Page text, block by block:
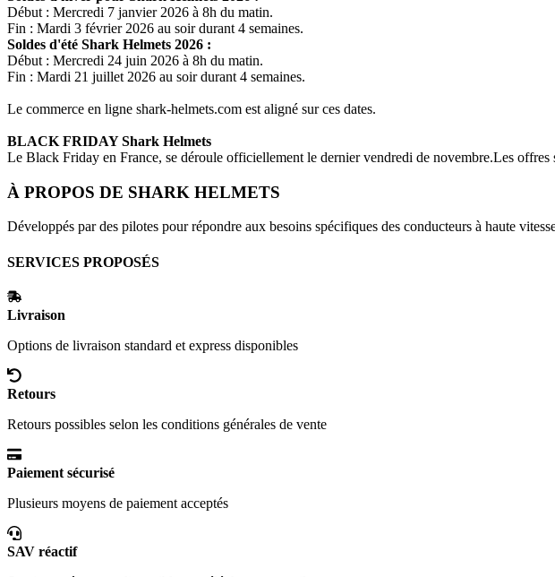
Début : Mercredi 7 janvier 2026 à 8h du matin.
Fin : Mardi 3 février 2026 au soir durant 4 semaines.
Soldes d'été Shark Helmets 2026 :
Début : Mercredi 24 juin 2026 à 8h du matin.
Fin : Mardi 21 juillet 2026 au soir durant 4 semaines.
Le commerce en ligne shark-helmets.com est aligné sur ces dates.
BLACK FRIDAYShark Helmets
Le Black Friday en France, se déroule officiellement le dernier vendredi de novembre.Les
À PROPOS DE SHARK HELMETS
Développés par des pilotes pour répondre aux besoins spécifiques des conducteurs à haute
SERVICES PROPOSÉS
Livraison
Options de livraison standard et express disponibles
Retours
Retours possibles selon les conditions générales de vente
Paiement sécurisé
Plusieurs moyens de paiement acceptés
SAV réactif